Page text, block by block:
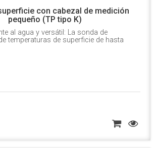
con cabezal de medición
pequeño (TP tipo K)
al agua y versátil: La sonda de
temperaturas de superficie de hasta